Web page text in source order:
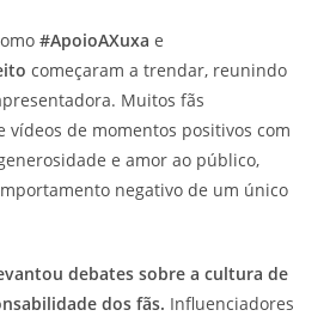
#ApoioAXuxa e
começaram a trendar, reunindo
Muitos fãs
de momentos positivos com
e amor ao público,
negativo de um único
debates sobre a cultura de
dos fãs. Influenciadores